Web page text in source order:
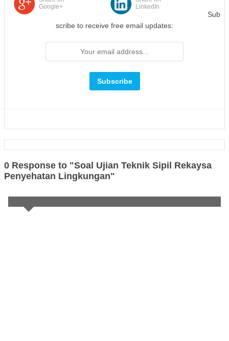
Google+
LinkedIn
Sub
scribe to receive free email updates:
0 Response to "Soal Ujian Teknik Sipil Rekaysa
Penyehatan Lingkungan"